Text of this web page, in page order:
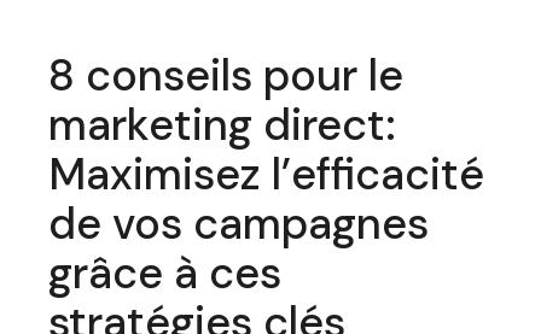
8 conseils pour le
marketing direct:
Maximisez l’efficacité
de vos campagnes
grâce à ces
stratégies clés